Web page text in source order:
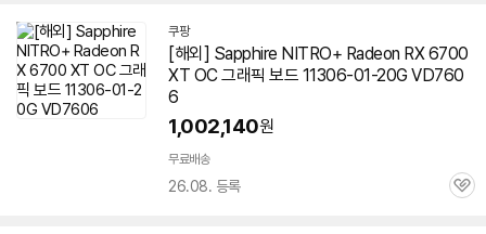
쿠팡
[해외] Sapphire NITRO+ Radeon RX 6700
XT OC 그래픽 보드 11306-01-20G VD760
6
1,002,140원
무료배송
26.08. 등록
관